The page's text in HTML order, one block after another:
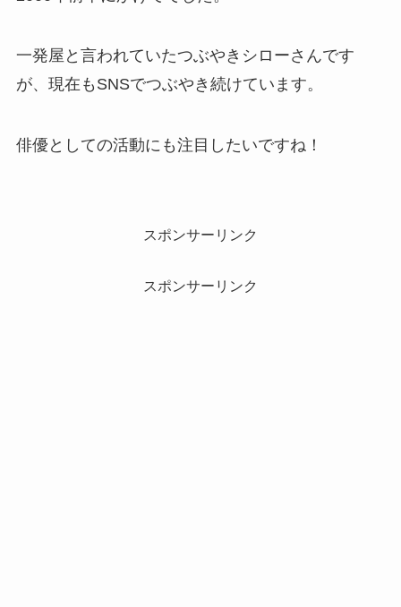
一発屋と言われていたつぶやきシローさんです
が、現在もSNSでつぶやき続けています。
俳優としての活動にも注目したいですね！
スポンサーリンク
スポンサーリンク